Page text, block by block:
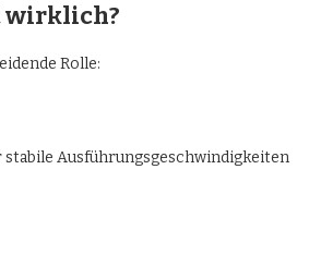
wirklich?
Rolle:
stabile Ausführungsgeschwindigkeiten